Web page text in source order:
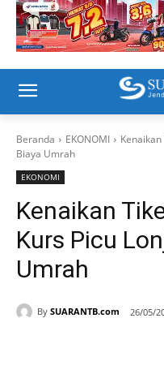
Beranda EKONOMI
Biaya Umrah
EKONOMI
Kenaikan
Kurs Picu
Umrah
By SUARANTB.com 26/05/